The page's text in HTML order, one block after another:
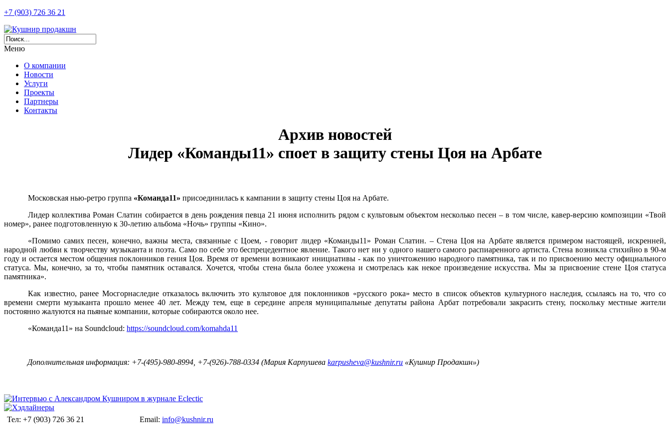
+7 (903) 726 36 21
Меню
О компании
Новости
Услуги
Проекты
Партнеры
Контакты
Архив новостей
Лидер «Команды11» споет в защиту стены Цоя на Арбате
Московская нью-ретро группа «Команда11» присоединилась к кампании в защиту стены Цоя на Арбате.
Лидер коллектива Роман Слатин собирается в день рождения певца 21 июня исполнить рядом с культовым объектом несколько песен – в том числе, кавер-версию композиции «Твой
номер», ранее подготовленную к 30-летию альбома «Ночь» группы «Кино».
«Помимо самих песен, конечно, важны места, связанные с Цоем, - говорит лидер «Команды11» Роман Слатин. – Стена Цоя на Арбате является примером настоящей, искренней,
народной любви к творчеству музыканта и поэта. Само по себе это беспрецедентное явление. Такого нет ни у одного нашего самого распиаренного артиста. Стена возникла стихийно в 90-м
году и остается местом общения поклонников гения Цоя. Время от времени возникают инициативы - как по уничтожению народного памятника, так и по присвоению месту официального
статуса. Мы, конечно, за то, чтобы памятник оставался. Хочется, чтобы стена была более ухожена и смотрелась как некое произведение искусства. Мы за присвоение стене Цоя статуса
памятника».
Как известно, ранее Мосгорнаследие отказалось включить это культовое для поклонников «русского рока» место в список объектов культурного наследия, ссылаясь на то, что со
времени смерти музыканта прошло менее 40 лет. Между тем, еще в середине апреля муниципальные депутаты района Арбат потребовали закрасить стену, поскольку местные жители
постоянно жалуются на пьяные компании, которые собираются около нее.
«Команда11» на Soundcloud: https://soundcloud.com/komahda11
Дополнительная информация: +7-(495)-980-8994, +7-(926)-788-0334 (Мария Карпушеваkarpusheva@kushnir.ru «Кушнир Продакшн»)
Тел: +7 (903) 726 36 21 Email: info@kushnir.ru